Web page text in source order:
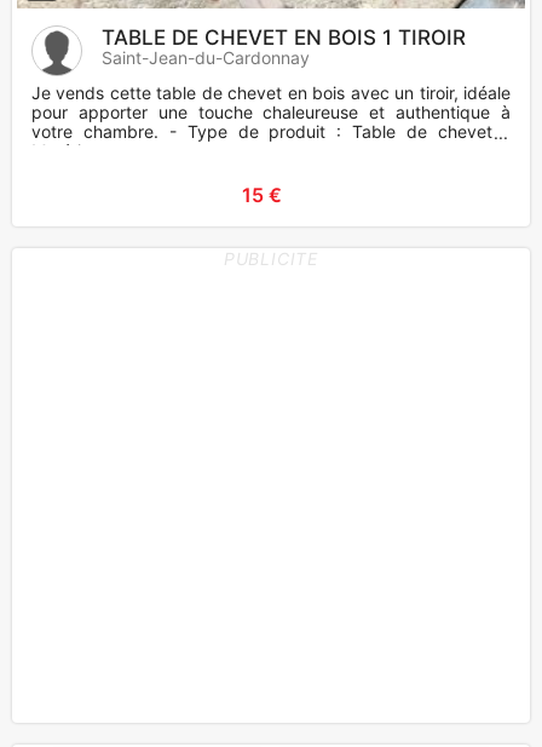
TABLE DE CHEVET EN BOIS 1 TIROIR
Saint-Jean-du-Cardonnay
Je vends cette table de chevet en bois avec un tiroir, idéale
pour apporter une touche chaleureuse et authentique à
votre chambre. - Type de produit : Table de chevet -
Matériau
15 €
PUBLICITE